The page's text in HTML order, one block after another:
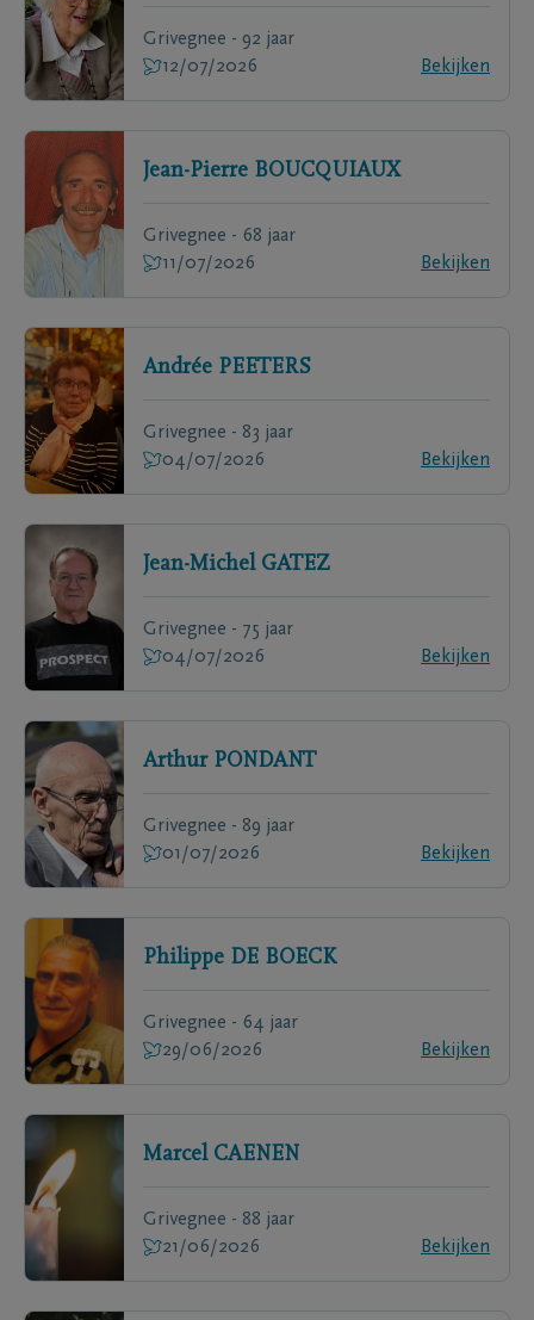
Grivegnee - 92 jaar
12/07/2026
Bekijken
Jean-Pierre BOUCQUIAUX
Grivegnee - 68 jaar
11/07/2026
Bekijken
Andrée PEETERS
Grivegnee - 83 jaar
04/07/2026
Bekijken
Jean-Michel GATEZ
Grivegnee - 75 jaar
04/07/2026
Bekijken
Arthur PONDANT
Grivegnee - 89 jaar
01/07/2026
Bekijken
Philippe DE BOECK
Grivegnee - 64 jaar
29/06/2026
Bekijken
Marcel CAENEN
Grivegnee - 88 jaar
21/06/2026
Bekijken